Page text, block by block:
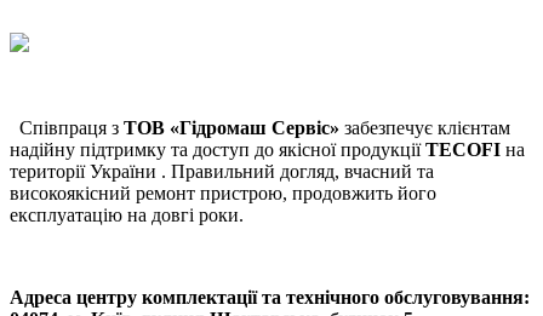
Співпраця з ТОВ «Гідромаш Сервіс» забезпечує клієнтам
надійну підтримку та доступ до якісної продукціїТЕСOFI на
території України . Правильний догляд, вчасний та
високоякісний ремонт пристрою, продовжить його
експлуатацію на довгі роки.
Адреса центру комплектації та технічного обслуговування: